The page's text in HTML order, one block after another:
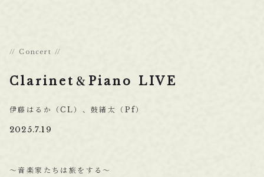
Concert
Clarinet＆Piano LIVE
伊藤はるか（CL）、鼓緒太（Pf）
2025.7.19
〜音楽家たちは旅をする〜